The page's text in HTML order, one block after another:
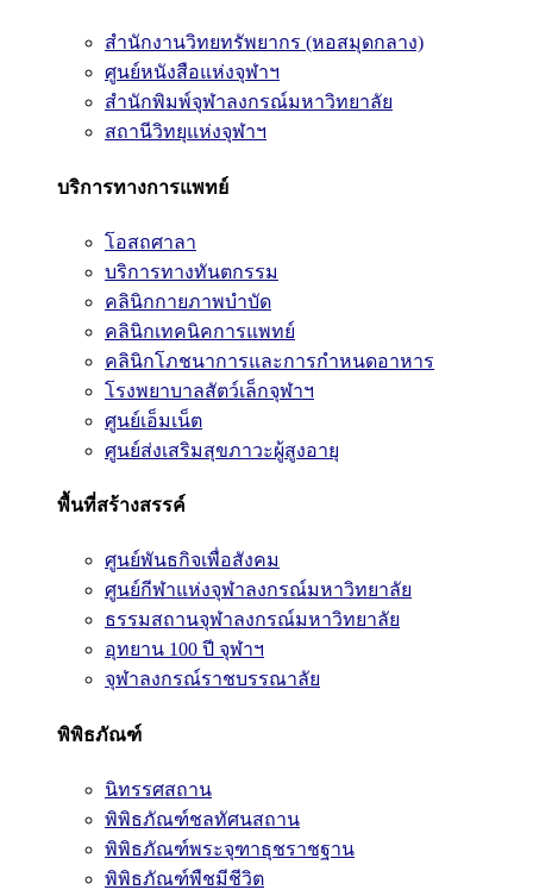
สำนักงานวิทยทรัพยากร (หอสมุดกลาง)
ศูนย์หนังสือแห่งจุฬาฯ
สำนักพิมพ์จุฬาลงกรณ์มหาวิทยาลัย
สถานีวิทยุแห่งจุฬาฯ
บริการทางการแพทย์
โอสถศาลา
บริการทางทันตกรรม
คลินิกกายภาพบำบัด
คลินิกเทคนิคการแพทย์
คลินิกโภชนาการและการกำหนดอาหาร
โรงพยาบาลสัตว์เล็กจุฬาฯ
ศูนย์เอ็มเน็ต
ศูนย์ส่งเสริมสุขภาวะผู้สูงอายุ
พื้นที่สร้างสรรค์
ศูนย์พันธกิจเพื่อสังคม
ศูนย์กีฬาแห่งจุฬาลงกรณ์มหาวิทยาลัย
ธรรมสถานจุฬาลงกรณ์มหาวิทยาลัย
อุทยาน 100 ปี จุฬาฯ
จุฬาลงกรณ์ราชบรรณาลัย
พิพิธภัณฑ์
นิทรรศสถาน
พิพิธภัณฑ์ชลทัศนสถาน
พิพิธภัณฑ์พระจุฑาธุชราชฐาน
พิพิธภัณฑ์พืชมีชีวิต